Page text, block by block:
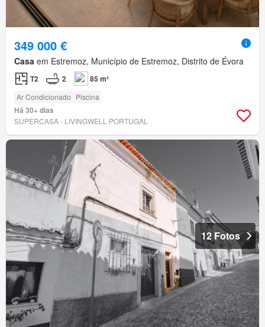
349 000 €
Casa em Estremoz, Município de Estremoz, Distrito de Évora
T2 2 85 m²
Ar Condicionado Piscina
Há 30+ dias
SUPERCASA - LIVINGWELL PORTUGAL
12 Fotos